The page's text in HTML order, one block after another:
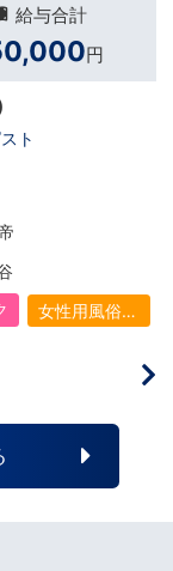
給与合計
円
ト
女性用風俗